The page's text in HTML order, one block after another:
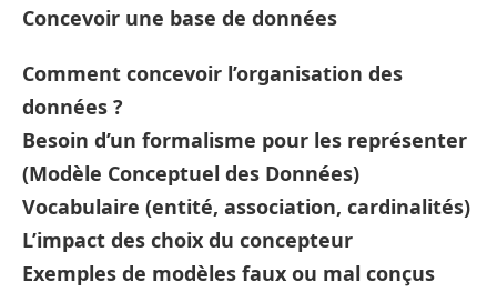
Concevoir une base de données
Comment concevoir l’organisation des
données ?
Besoin d’un formalisme pour les représenter
(Modèle Conceptuel des Données)
Vocabulaire (entité, association, cardinalités)
L’impact des choix du concepteur
Exemples de modèles faux ou mal conçus